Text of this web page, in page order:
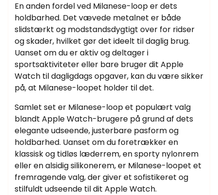
En anden fordel ved Milanese-loop er dets
holdbarhed. Det vævede metalnet er både
slidstærkt og modstandsdygtigt over for ridser
og skader, hvilket gør det ideelt til daglig brug.
Uanset om du er aktiv og deltager i
sportsaktiviteter eller bare bruger dit Apple
Watch til dagligdags opgaver, kan du være sikker
på, at Milanese-loopet holder til det.
Samlet set er Milanese-loop et populært valg
blandt Apple Watch-brugere på grund af dets
elegante udseende, justerbare pasform og
holdbarhed. Uanset om du foretrækker en
klassisk og tidløs læderrem, en sporty nylonrem
eller en alsidig silikonerem, er Milanese-loopet et
fremragende valg, der giver et sofistikeret og
stilfuldt udseende til dit Apple Watch.